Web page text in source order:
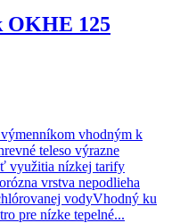
OKHE 125
vhodným k
teleso výrazne
využitia nízkej tarify
vrstva nepodlieha
vodyVhodný ku
pre nízke tepelné...